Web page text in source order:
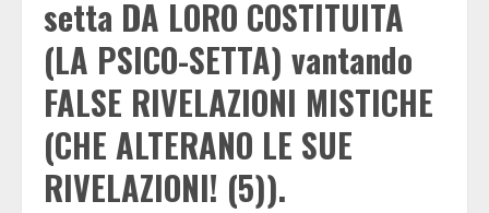
setta DA LORO COSTITUITA
(LA PSICO-SETTA) vantando
FALSE RIVELAZIONI MISTICHE
(CHE ALTERANO LE SUE
RIVELAZIONI! (5)).